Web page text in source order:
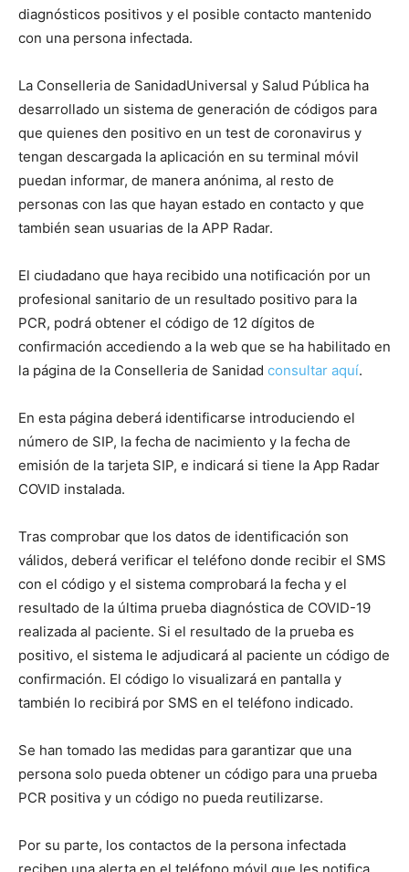
diagnósticos positivos y el posible contacto mantenido
con una persona infectada.
La Conselleria de SanidadUniversal y Salud Pública ha
desarrollado un sistema de generación de códigos para
que quienes den positivo en un test de coronavirus y
tengan descargada la aplicación en su terminal móvil
puedan informar, de manera anónima, al resto de
personas con las que hayan estado en contacto y que
también sean usuarias de la APP Radar.
El ciudadano que haya recibido una notificación por un
profesional sanitario de un resultado positivo para la
PCR, podrá obtener el código de 12 dígitos de
confirmación accediendo a la web que se ha habilitado en
la página de la Conselleria de Sanidad consultar aquí.
En esta página deberá identificarse introduciendo el
número de SIP, la fecha de nacimiento y la fecha de
emisión de la tarjeta SIP, e indicará si tiene la App Radar
COVID instalada.
Tras comprobar que los datos de identificación son
válidos, deberá verificar el teléfono donde recibir el SMS
con el código y el sistema comprobará la fecha y el
resultado de la última prueba diagnóstica de COVID-19
realizada al paciente. Si el resultado de la prueba es
positivo, el sistema le adjudicará al paciente un código de
confirmación. El código lo visualizará en pantalla y
también lo recibirá por SMS en el teléfono indicado.
Se han tomado las medidas para garantizar que una
persona solo pueda obtener un código para una prueba
PCR positiva y un código no pueda reutilizarse.
Por su parte, los contactos de la persona infectada